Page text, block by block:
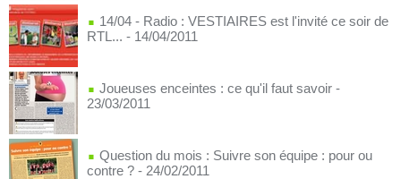
14/04 - Radio : VESTIAIRES est l'invité ce soir de
RTL... - 14/04/2011
Joueuses enceintes : ce qu'il faut savoir -
23/03/2011
Question du mois : Suivre son équipe : pour ou
contre ? - 24/02/2011